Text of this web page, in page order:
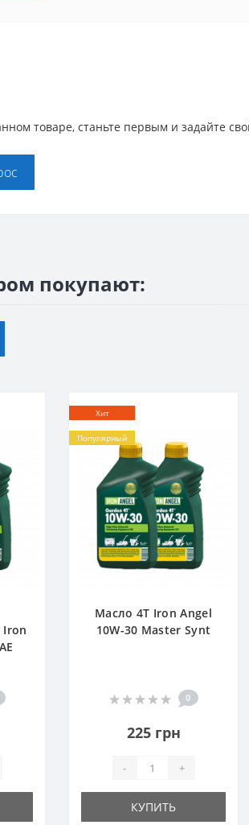
товаре, станьте первым и задайте
покупают:
Iron
Хит
Популярный
Масло 4T Iron Angel
10W-30 Master Synt
0
225 грн
- +
КУПИТЬ